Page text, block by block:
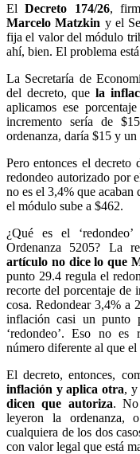
ElDecreto 174/26,
Marcelo Matzkin y el
fija el valor del módulo
ahí, bien. El problema
La Secretaría de
del decreto, que la
aplicamos ese
incremento sería de
ordenanza, daría $15 y
Pero entonces el decreto
redondeo autorizado por
no es el 3,4% que acaban
el módulo sube a $462.
¿Qué es el
Ordenanza 5205? La
artículo no dice lo que
punto 29.4 regula el
recorte del porcentaje de
cosa. Redondear 3,4% a
inflación casi un punto
‘redondeo’. Eso no es
número diferente al que
El decreto, entonces,
inflación y aplica otra,
dicen que autoriza. No
leyeron la
cualquiera de los dos
con valor legal que está